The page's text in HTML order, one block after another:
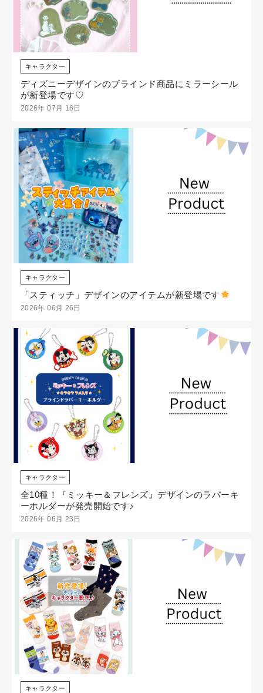
キャラクター
ディズニーデザインのブラインド商品にミラーシール
が新登場です♡
2026年 07月 16日
キャラクター
「スティッチ」デザインのアイテムが新登場です
2026年 06月 26日
キャラクター
全10種！『ミッキー＆フレンズ』デザインのラバーキ
ーホルダーが発売開始です♪
2026年 06月 23日
キャラクター